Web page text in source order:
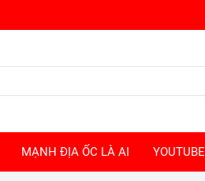
MẠNH ĐỊA ỐC LÀ AI YOUTUBE